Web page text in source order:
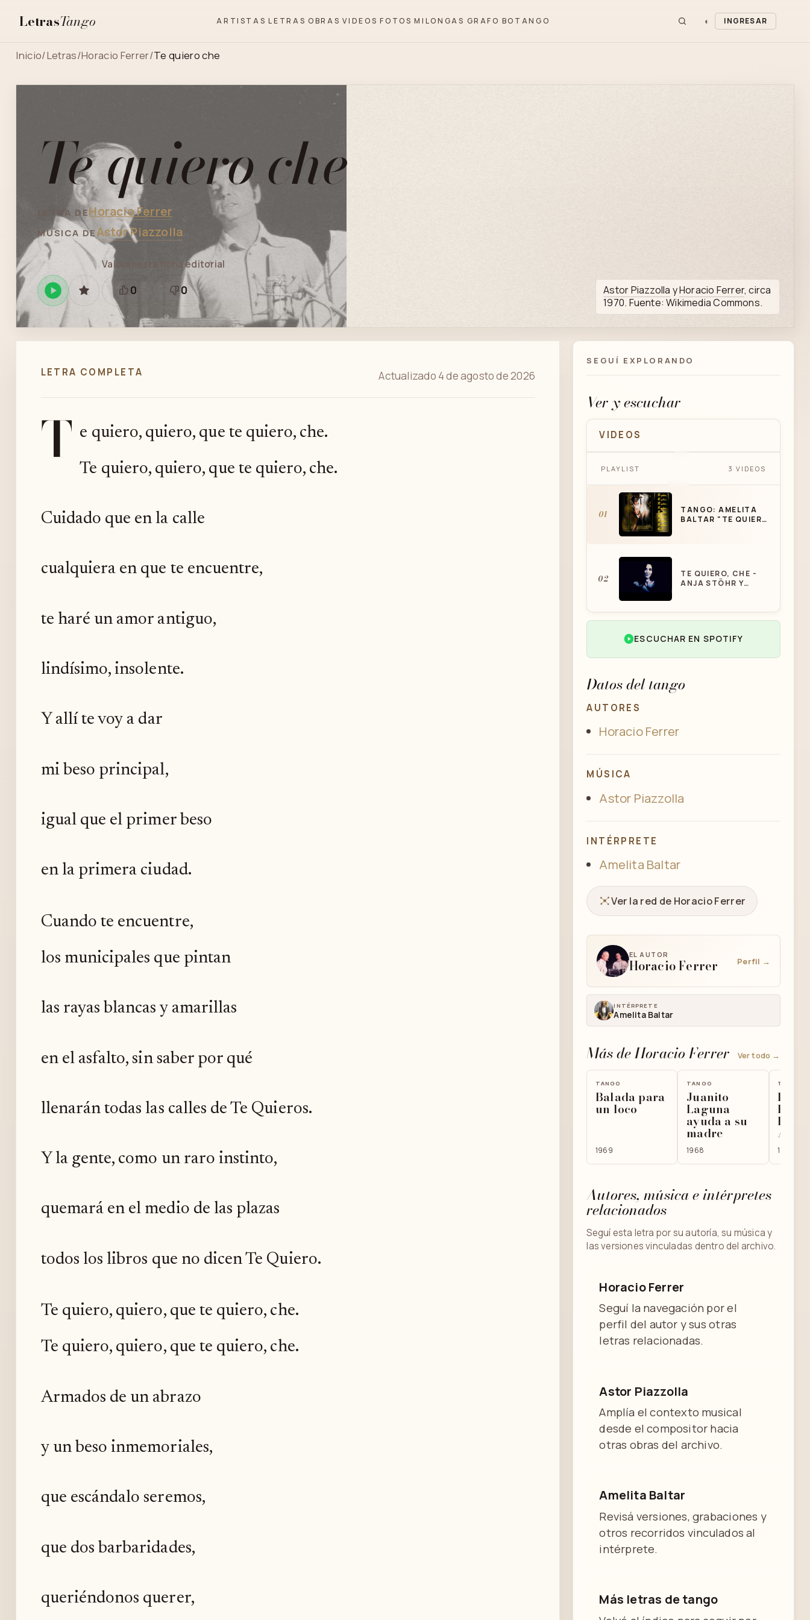
LetrasTango ARTISTAS LETRAS OBRAS VIDEOS FOTOS MILONGAS GRAFO BOTANGO ◐ INGRESAR
Inicio/Letras/Horacio Ferrer/Te quiero che
Te quiero che
LETRA DEHoracio Ferrer
MÚSICA DE Astor Piazzolla
Reproducir
en
Spotify
GUARDAR
Valorar esta ficha editorial
Está
0
Necesita
revisión
0 Astor Piazzolla yHoracio Ferrer, circa
1970. Fuente: Wikimedia Commons.
LETRA COMPLETA Actualizado 4 de agosto de 2026
T e quiero, quiero, que te quiero, che.
Te quiero, quiero, que te quiero, che.
Cuidado que en la calle
cualquiera en que te encuentre,
te haré un amor antiguo,
lindísimo, insolente.
Y allí te voy a dar
mi beso principal,
igual que el primer beso
en la primera ciudad.
Cuando te encuentre,
los municipales que pintan
las rayas blancas y amarillas
en el asfalto, sin saber por qué
llenarán todas las calles de Te Quieros.
Y la gente, como un raro instinto,
quemará en el medio de las plazas
todos los libros que no dicen Te Quiero.
Te quiero, quiero, que te quiero, che.
Te quiero, quiero, que te quiero, che.
Armados de un abrazo
y un beso inmemoriales,
que escándalo seremos,
que dos barbaridades,
queriéndonos querer,
SEGUÍ EXPLORANDO
Ver y escuchar
VIDEOS
PLAYLIST 3 VIDEOS
01
TANGO: AMELITA
BALTAR "TE QUIERO
02
TE QUIERO, CHE -
ANJA STÖHR Y
TE QUIERO, CHE
ESCUCHAR EN SPOTIFY
Datos del tango
AUTORES
Horacio Ferrer
MÚSICA
Astor Piazzolla
INTÉRPRETE
Amelita Baltar
Ver la red de Horacio Ferrer
EL AUTOR
Horacio Ferrer Perfil →
INTÉRPRETE
Amelita Baltar
Más de Horacio Ferrer Ver todo →
TANGO
Balada para
un loco
1969
TANGO
Juanito
Laguna
ayuda a su
madre
1968
TANGO
Los
Aires
1971
Autores, música e intérpretes
relacionados
Seguí esta letra por su autoría, su música y
las versiones vinculadas dentro del archivo.
Horacio Ferrer
Seguí la navegación por el
perfil del autor y sus otras
letras relacionadas.
Astor Piazzolla
Amplía el contexto musical
desde el compositor hacia
otras obras del archivo.
Amelita Baltar
Revisá versiones, grabaciones y
otros recorridos vinculados al
intérprete.
Más letras de tango